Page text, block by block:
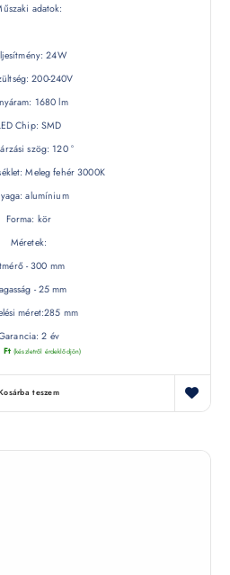
adatok:
24W
200-240V
1680 lm
Chip: SMD
szög: 120 °
Meleg fehér 3000K
alumínium
Forma: kör
Méretek:
- 300 mm
- 25 mm
méret:285 mm
2 év
Ft (készletről érdeklődjön)
teszem